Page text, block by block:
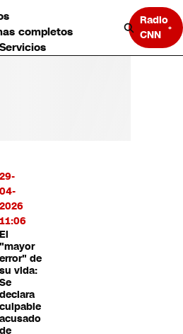
completos
Servicios
Radio
CNN
29-
04-
2026
11:06
El
"mayor
error" de
su vida:
Se
declara
culpable
acusado
de